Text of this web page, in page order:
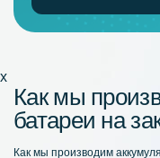
x
Как мы
батареи на
Как мы производим